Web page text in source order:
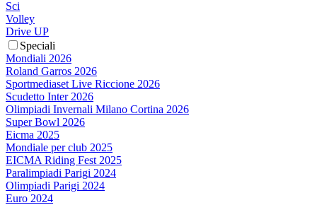
Sci
Volley
Drive UP
Speciali
Mondiali 2026
Roland Garros 2026
Sportmediaset Live Riccione 2026
Scudetto Inter 2026
Olimpiadi Invernali Milano Cortina 2026
Super Bowl 2026
Eicma 2025
Mondiale per club 2025
EICMA Riding Fest 2025
Paralimpiadi Parigi 2024
Olimpiadi Parigi 2024
Euro 2024